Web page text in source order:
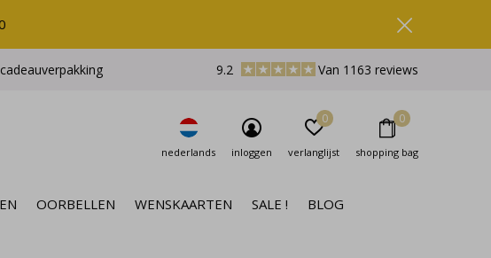
OORBELLEN WENSKAARTEN SALE ! BLOG
nederlands inloggen verlanglijst
0
shopping bag
0
9.2 Van 1163 reviews